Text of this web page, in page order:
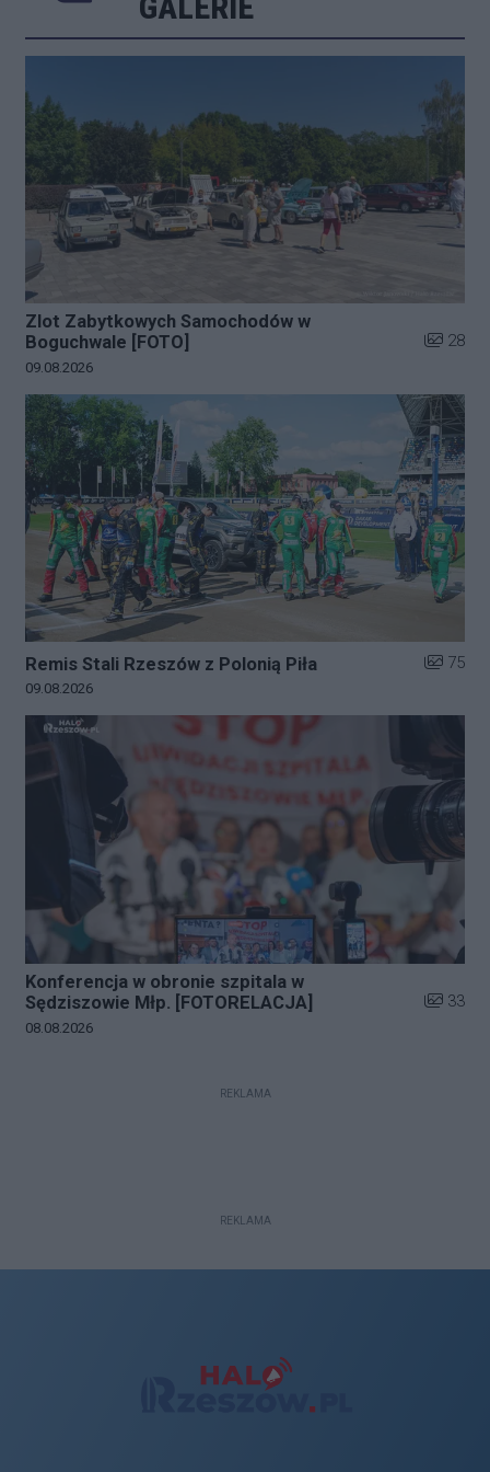
Zlot Zabytkowych Samochodów w
Boguchwale [FOTO]
Liczba
28
Data dodania galerii:
09.08.2026
Remis Stali Rzeszów z Polonią Piła Liczba
75
Data dodania galerii:
09.08.2026
Konferencja w obronie szpitala w
Sędziszowie Młp. [FOTORELACJA]
Liczba
33
Data dodania galerii:
08.08.2026
REKLAMA
REKLAMA